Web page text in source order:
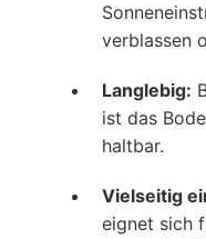
verblassen
Langlebig:
ist das
haltbar.
Vielseitig
eignet sich